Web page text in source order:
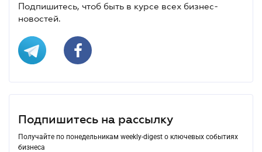
Подпишитесь, чтоб быть в курсе всех бизнес-
новостей.
Подпишитесь на рассылку
Получайте по понедельникам weekly-digest о ключевых событиях
бизнеса